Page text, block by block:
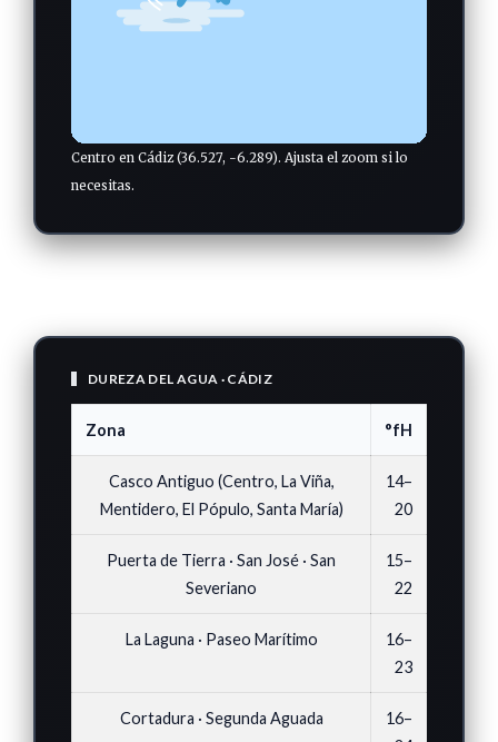
Centro en Cádiz (36.527, -6.289). Ajusta el zoom si lo
necesitas.
DUREZA DEL AGUA · CÁDIZ
Zona °fH
Casco Antiguo (Centro, La Viña,
Mentidero, El Pópulo, Santa María)
14–
20
Puerta de Tierra · San José · San
Severiano
15–
22
La Laguna · Paseo Marítimo
16–
23
Cortadura · Segunda Aguada
16–